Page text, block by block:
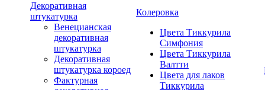
Декоративная
штукатурка
Венецианская
декоративная
штукатурка
Декоративная
штукатурка короед
Фактурная
Колеровка
Цвета Тиккурила
Симфония
Цвета Тиккурила
Валтти
Цвета для лаков
Тиккурила